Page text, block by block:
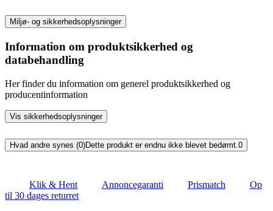
Miljø- og sikkerhedsoplysninger
Information om produktsikkerhed og
databehandling
Her finder du information om generel produktsikkerhed og
producentinformation
Vis sikkerhedsoplysninger
Hvad andre synes (0)Dette produkt er endnu ikke blevet bedømt. 0
Klik & Hent Annoncegaranti Prismatch
Op
til 30 dages returret